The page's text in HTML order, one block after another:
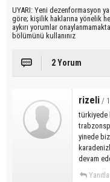
UYARI: Yeni dezenformasyon
göre; kişilik haklarına yönelik
aykırı yorumlar
bölümünü kullanınız
2 Yorum
rizeli /
türkiyede
yinede
devam
Yanıtla